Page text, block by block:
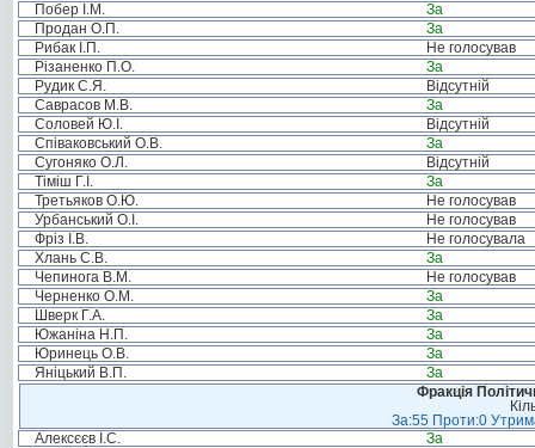
Побер І.М.
За
Продан О.П.
За
Рибак І.П.
Не голосував
Різаненко П.О.
За
Рудик С.Я.
Відсутній
Саврасов М.В.
За
Соловей Ю.І.
Відсутній
Співаковський О.В.
За
Сугоняко О.Л.
Відсутній
Тіміш Г.І.
За
Третьяков О.Ю.
Не голосував
Урбанський О.І.
Не голосував
Фріз І.В.
Не голосувала
Хлань С.В.
За
Чепинога В.М.
Не голосував
Черненко О.М.
За
Шверк Г.А.
За
Южаніна Н.П.
За
Юринець О.В.
За
Яніцький В.П.
За
Фракція
За:55 Проти:0
Алексєєв І.С.
За